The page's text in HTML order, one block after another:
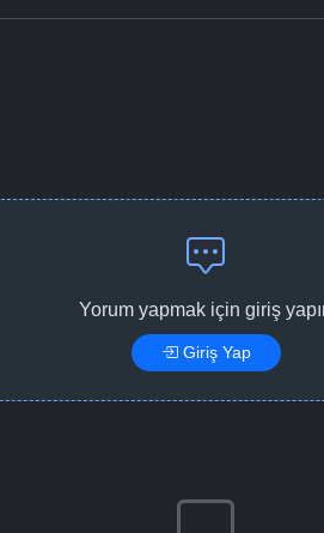
Yorum yapmak için giriş
Giriş Yap